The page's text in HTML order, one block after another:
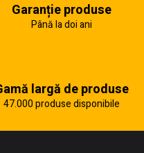
Garanție produse
Până la doi ani
largă de produse
47.000 produse disponibile